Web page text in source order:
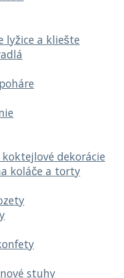
lyžice a kliešte
dekorácie
koláče a torty
stuhy